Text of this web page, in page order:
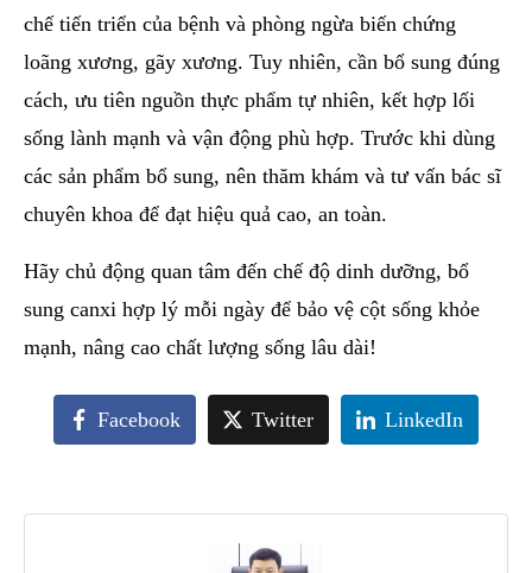
chế tiến triển của bệnh và phòng ngừa biến chứng
loãng xương, gãy xương. Tuy nhiên, cần bổ sung đúng
cách, ưu tiên nguồn thực phẩm tự nhiên, kết hợp lối
sống lành mạnh và vận động phù hợp. Trước khi dùng
các sản phẩm bổ sung, nên thăm khám và tư vấn bác sĩ
chuyên khoa để đạt hiệu quả cao, an toàn.
Hãy chủ động quan tâm đến chế độ dinh dưỡng, bổ
sung canxi hợp lý mỗi ngày để bảo vệ cột sống khỏe
mạnh, nâng cao chất lượng sống lâu dài!
Facebook Twitter LinkedIn